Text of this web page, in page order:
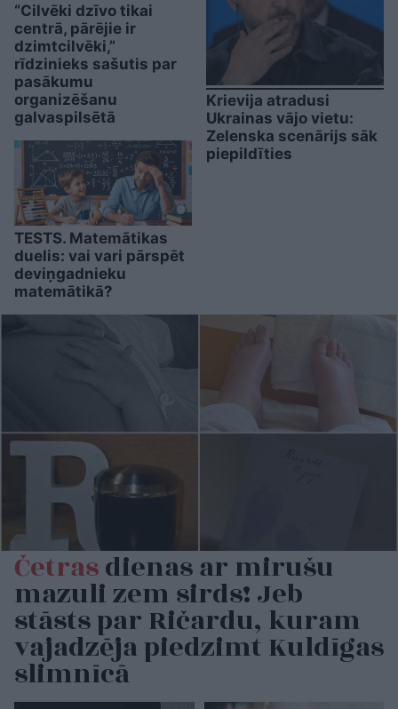
“Cilvēki dzīvo tikai
centrā, pārējie ir
dzimtcilvēki,”
rīdzinieks sašutis par
pasākumu
organizēšanu
galvaspilsētā
TESTS. Matemātikas
duelis: vai vari pārspēt
deviņgadnieku
matemātikā?
Krievija atradusi
Ukrainas vājo vietu:
Zelenska scenārijs sāk
piepildīties
Četrasdienas ar mirušu
mazuli zem sirds! Jeb
stāsts par Ričardu, kuram
vajadzēja piedzimt Kuldīgas
slimnīcā